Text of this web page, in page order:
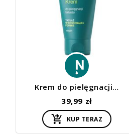
Krem do pielęgnacji…
39,99 zł
KUP TERAZ